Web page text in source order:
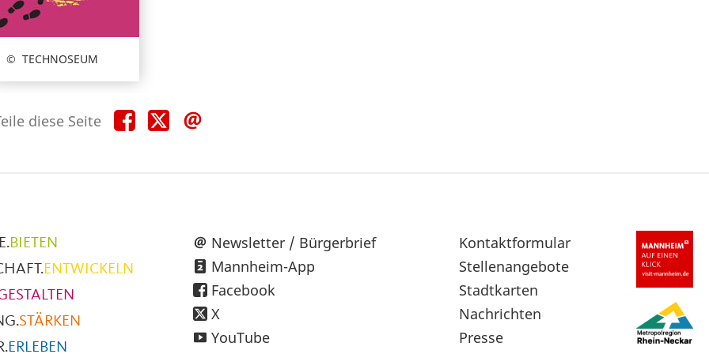
TECHNOSEUM
diese Seite Teile
diese
Teile
diese
BIETEN
ENTWICKELN
STÄRKEN
ERLEBEN
Newsletter / Bürgerbrief
Mannheim-App
Facebook
X
YouTube
Sekundärnavigation
im
Fußbereich
Kontaktformular
Stellenangebote
Stadtkarten
Nachrichten
Presse